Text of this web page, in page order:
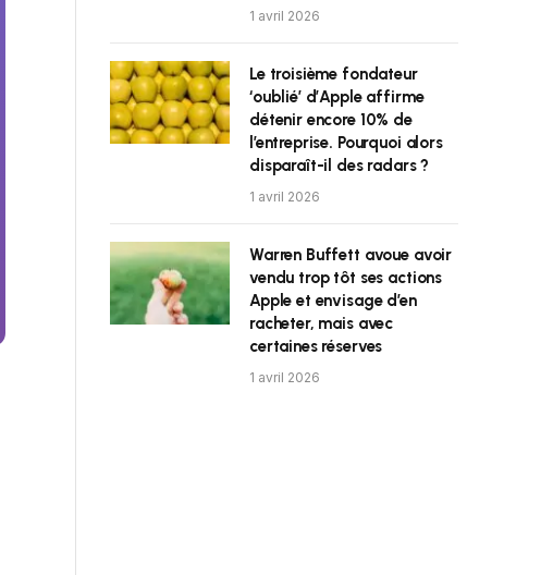
1 avril 2026
Le troisième fondateur
‘oublié’ d’Apple affirme
détenir encore 10% de
l’entreprise. Pourquoi alors
disparaît-il des radars ?
1 avril 2026
Warren Buffett avoue avoir
vendu trop tôt ses actions
Apple et envisage d’en
racheter, mais avec
certaines réserves
1 avril 2026